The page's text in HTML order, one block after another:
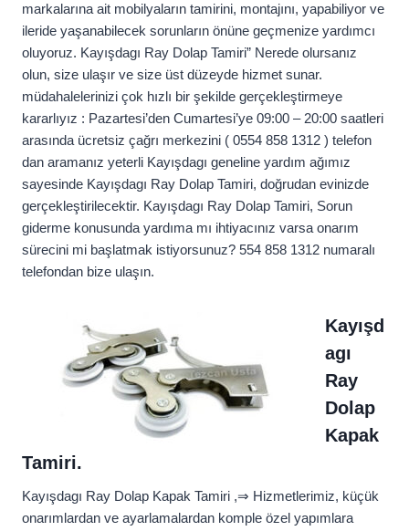
markalarına ait mobilyaların tamirini, montajını, yapabiliyor ve
ileride yaşanabilecek sorunların önüne geçmenize yardımcı
oluyoruz. Kayışdagı Ray Dolap Tamiri” Nerede olursanız
olun, size ulaşır ve size üst düzeyde hizmet sunar.
müdahalelerinizi çok hızlı bir şekilde gerçekleştirmeye
kararlıyız : Pazartesi’den Cumartesi’ye 09:00 – 20:00 saatleri
arasında ücretsiz çağrı merkezini ( 0554 858 1312 ) telefon
dan aramanız yeterli Kayışdagı geneline yardım ağımız
sayesinde Kayışdagı Ray Dolap Tamiri, doğrudan evinizde
gerçekleştirilecektir. Kayışdagı Ray Dolap Tamiri, Sorun
giderme konusunda yardıma mı ihtiyacınız varsa onarım
sürecini mi başlatmak istiyorsunuz? 554 858 1312 numaralı
telefondan bize ulaşın.
Kayışd
agı
Ray
Dolap
Kapak
Tamiri.
Kayışdagı Ray Dolap Kapak Tamiri ,⇒ Hizmetlerimiz, küçük
onarımlardan ve ayarlamalardan komple özel yapımlara